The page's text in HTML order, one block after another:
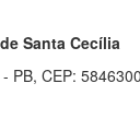
Santa Cecília
PB, CEP: